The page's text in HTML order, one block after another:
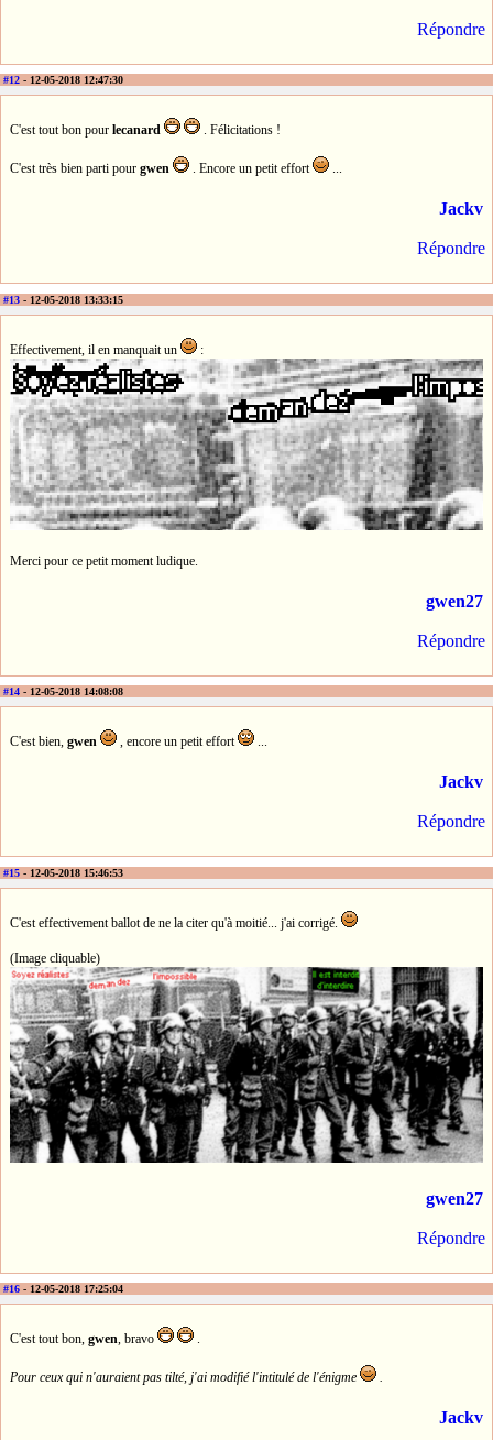
Répondre
#12 - 12-05-2018 12:47:30
C'est tout bon pour lecanard . Félicitations !
C'est très bien parti pour gwen . Encore un petit effort ...
Jackv
Répondre
#13 - 12-05-2018 13:33:15
Effectivement, il en manquait un :
Merci pour ce petit moment ludique.
gwen27
Répondre
#14 - 12-05-2018 14:08:08
C'est bien, gwen , encore un petit effort ...
Jackv
Répondre
#15 - 12-05-2018 15:46:53
C'est effectivement ballot de ne la citer qu'à moitié... j'ai corrigé.
(Image cliquable)
gwen27
Répondre
#16 - 12-05-2018 17:25:04
C'est tout bon, gwen, bravo .
Pour ceux qui n'auraient pas tilté, j'ai modifié l'intitulé de l'énigme .
Jackv